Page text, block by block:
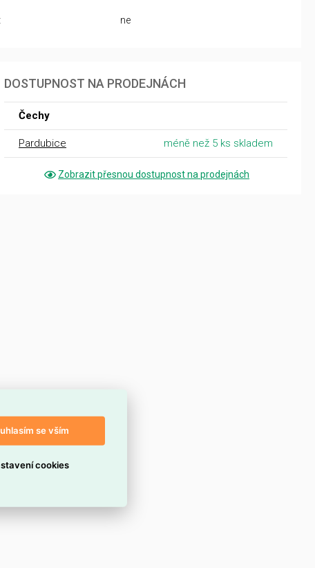
ne
DOSTUPNOST NA PRODEJNÁCH
Čechy
Pardubice méně než 5 ks skladem
Zobrazit přesnou dostupnost na prodejnách
se vším
cookies